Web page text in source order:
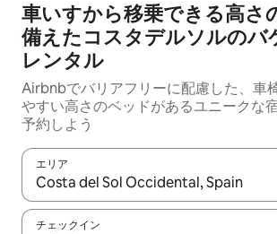
車いすから移乗できる高さ
備えたコスタデルソルのバ
レンタル
Airbnbでバリアフリーに配慮した、車
やすい高さのベッドがあるユニークな
予約しよう
エリア
検索結果が表示されたら、上下の矢印キ
チェックイン